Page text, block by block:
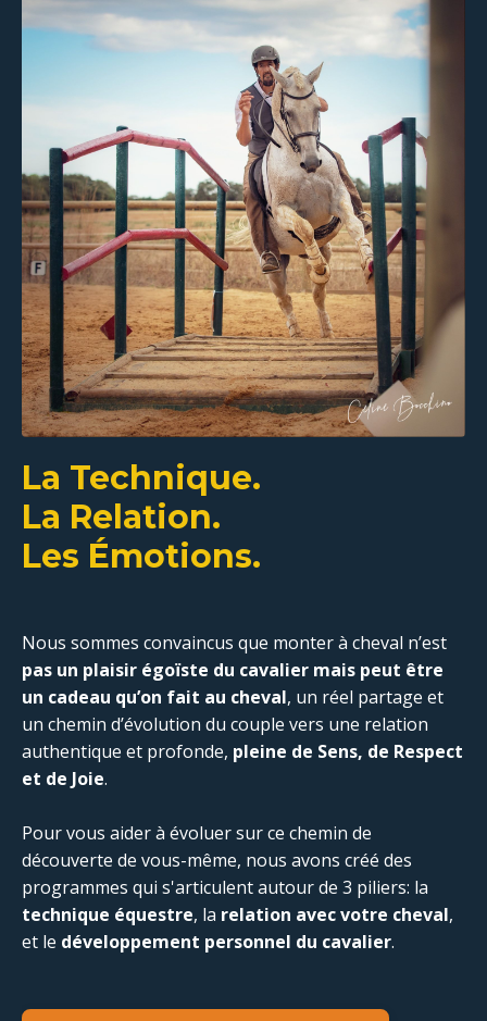
La Technique.
La Relation.
Les Émotions.
Nous sommes convaincus que monter à cheval n’est
pas un plaisir égoïste du cavalier mais peut être
un cadeau qu’on fait au cheval, un réel partage et
un chemin d’évolution du couple vers une relation
authentique et profonde, pleine de Sens, de Respect
et de Joie.
Pour vous aider à évoluer sur ce chemin de
découverte de vous-même, nous avons créé des
programmes qui s'articulent autour de 3 piliers: la
technique équestre, la relation avec votre cheval,
et le développement personnel du cavalier.